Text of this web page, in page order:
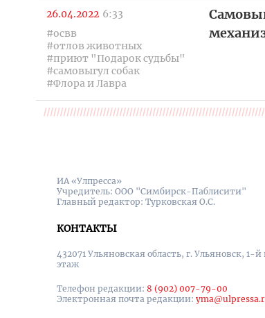
26.04.2022 6:33
#освв
#отлов животных
#приют "Подарок судьбы"
#самовыгул собак
#Флора и Лавра
ИА «Улпресса»
Учредитель: ООО "Симбирск-Паблисити"
Главный редактор: Турковская О.С.
КОНТАКТЫ
432071 Ульяновская область, г. Ульяновск, 1-
этаж
Телефон редакции: 8 (902) 007-79-00
Электронная почта редакции: